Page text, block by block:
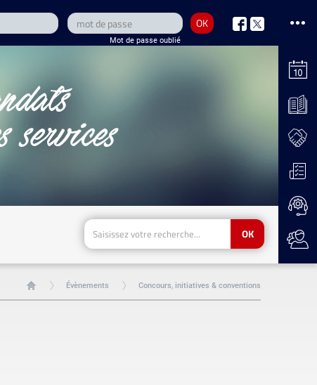
OK
Mot de passe oublié
nous
sur
nous
sur
OK
Évènements Concours, initiatives & conventions